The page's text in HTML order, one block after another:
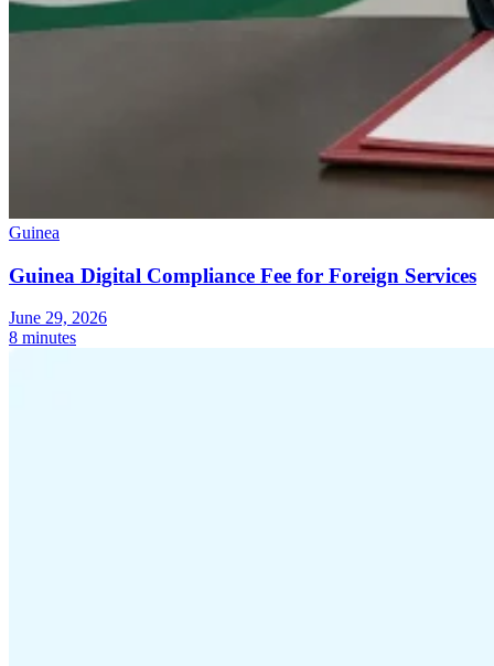
Guinea
Guinea Digital Compliance Fee for Foreign Services
June 29, 2026
8 minutes